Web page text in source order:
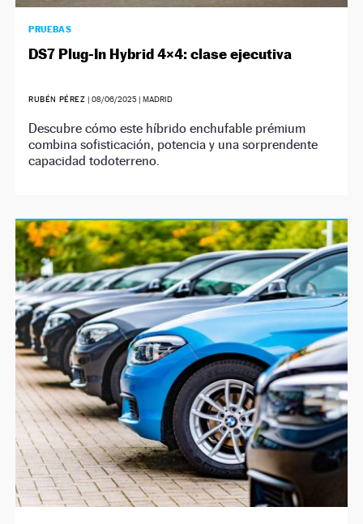
PRUEBAS
DS7 Plug-In Hybrid 4×4: clase ejecutiva
RUBÉN PÉREZ |08/06/2025 | MADRID
Descubre cómo este híbrido enchufable prémium
combina sofisticación, potencia y una sorprendente
capacidad todoterreno.